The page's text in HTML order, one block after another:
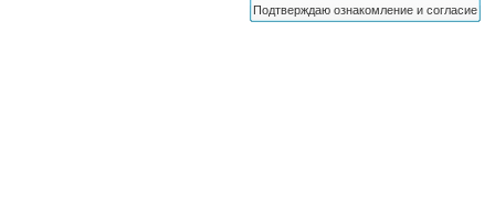
Подтверждаю ознакомление и согласие